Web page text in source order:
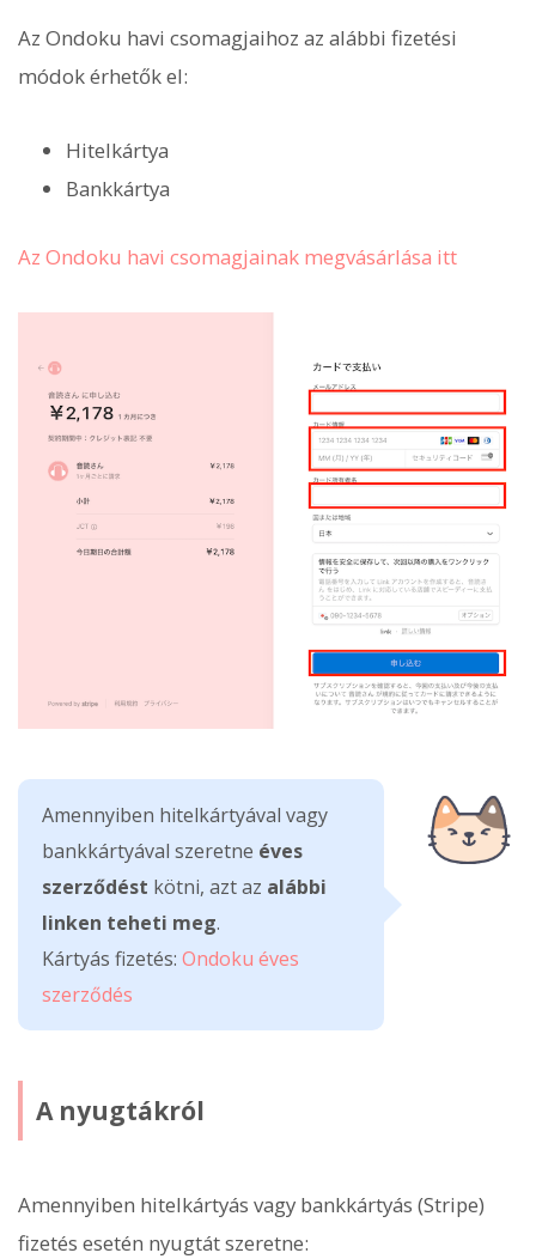
Az Ondoku havi csomagjaihoz az alábbi fizetési
módok érhetők el:
Hitelkártya
Bankkártya
Az Ondoku havi csomagjainak megvásárlása itt
Amennyiben hitelkártyával vagy
bankkártyával szeretne éves
szerződést kötni, azt az alábbi
linken teheti meg.
Kártyás fizetés: Ondoku éves
szerződés
A nyugtákról
Amennyiben hitelkártyás vagy bankkártyás (Stripe)
fizetés esetén nyugtát szeretne: